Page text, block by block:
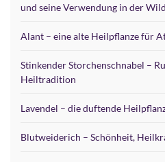
und seine Verwendung in der
Alant – eine alte Heilpflanze für
Stinkender Storchenschnabel –
Heiltradition
Lavendel – die duftende
Blutweiderich – Schönheit,